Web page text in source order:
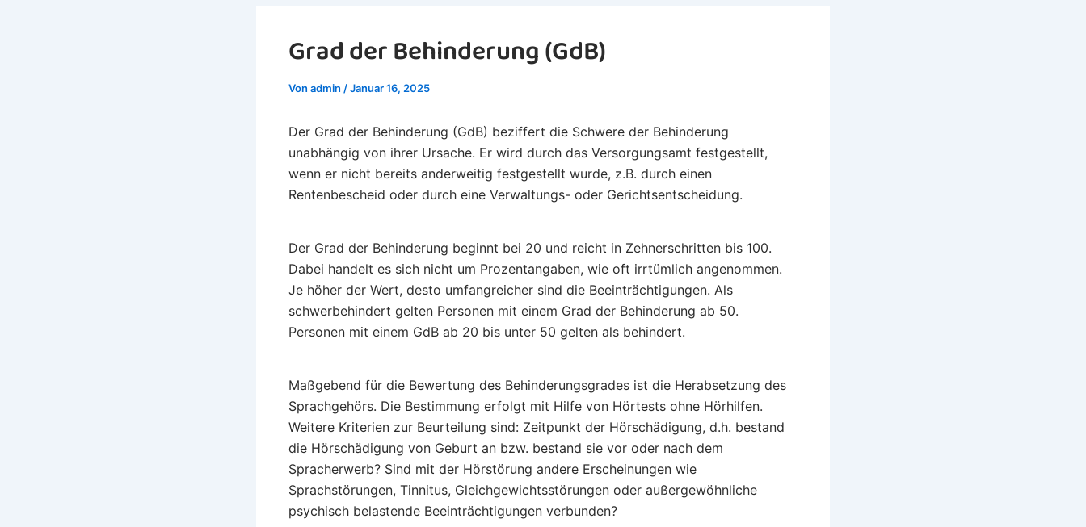
Grad der Behinderung (GdB)
Von admin /Januar 16, 2025
Der Grad der Behinderung (GdB) beziffert die Schwere der Behinderung
unabhängig von ihrer Ursache. Er wird durch das Versorgungsamt festgestellt,
wenn er nicht bereits anderweitig festgestellt wurde, z.B. durch einen
Rentenbescheid oder durch eine Verwaltungs- oder Gerichtsentscheidung.
Der Grad der Behinderung beginnt bei 20 und reicht in Zehnerschritten bis 100.
Dabei handelt es sich nicht um Prozentangaben, wie oft irrtümlich angenommen.
Je höher der Wert, desto umfangreicher sind die Beeinträchtigungen. Als
schwerbehindert gelten Personen mit einem Grad der Behinderung ab 50.
Personen mit einem GdB ab 20 bis unter 50 gelten als behindert.
Maßgebend für die Bewertung des Behinderungsgrades ist die Herabsetzung des
Sprachgehörs. Die Bestimmung erfolgt mit Hilfe von Hörtests ohne Hörhilfen.
Weitere Kriterien zur Beurteilung sind: Zeitpunkt der Hörschädigung, d.h. bestand
die Hörschädigung von Geburt an bzw. bestand sie vor oder nach dem
Spracherwerb? Sind mit der Hörstörung andere Erscheinungen wie
Sprachstörungen, Tinnitus, Gleichgewichtsstörungen oder außergewöhnliche
psychisch belastende Beeinträchtigungen verbunden?